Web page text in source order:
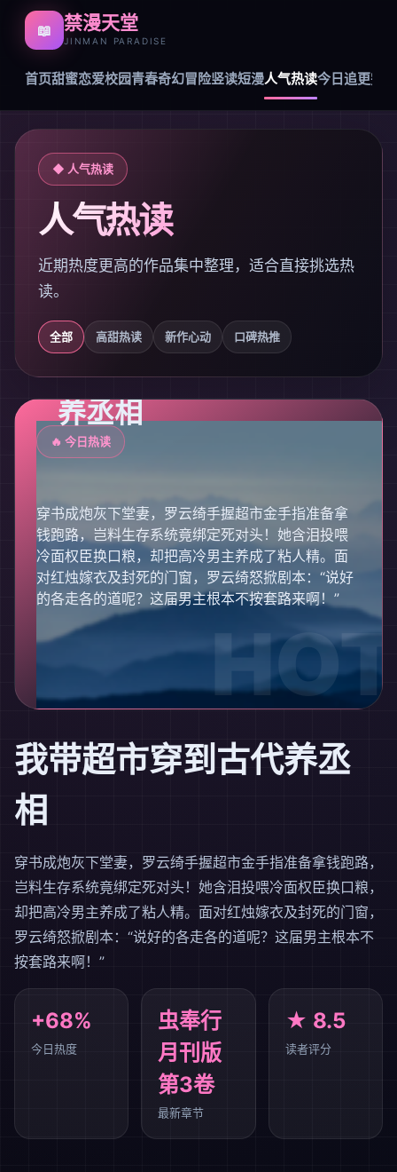
📖 禁漫天堂
JINMAN PARADISE
首页甜蜜恋爱校园青春奇幻冒险竖读短漫人气热读今日追更完
◆ 人气热读
人气热读
近期热度更高的作品集中整理，适合直接挑选热
读。
全部 高甜热读 新作心动 口碑热推
🔥 今日热读
我带超市穿到古代
养丞相
穿书成炮灰下堂妻，罗云绮手握超市金手指准备拿
钱跑路，岂料生存系统竟绑定死对头！她含泪投喂
冷面权臣换口粮，却把高冷男主养成了粘人精。面
对红烛嫁衣及封死的门窗，罗云绮怒掀剧本：“说好
的各走各的道呢？这届男主根本不按套路来啊！”
我带超市穿到古代养丞
相
穿书成炮灰下堂妻，罗云绮手握超市金手指准备拿钱跑路，
岂料生存系统竟绑定死对头！她含泪投喂冷面权臣换口粮，
却把高冷男主养成了粘人精。面对红烛嫁衣及封死的门窗，
罗云绮怒掀剧本：“说好的各走各的道呢？这届男主根本不
按套路来啊！”
+68%
今日热度
虫奉行
月刊版
第3卷
最新章节
★ 8.5
读者评分